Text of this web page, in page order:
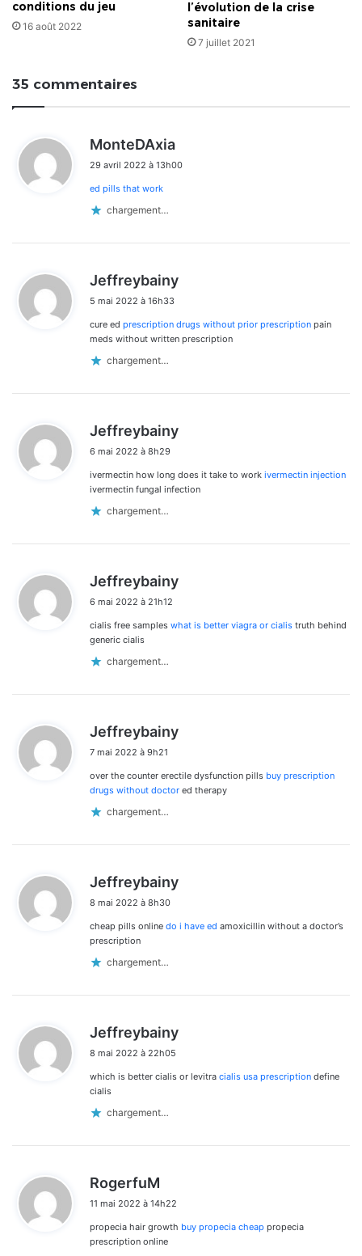
conditions du jeu
16 août 2022
l’évolution de la crise
sanitaire
7 juillet 2021
35 commentaires
MonteDAxia
t
29 avril 2022 à 13h00
ed pills that work
chargement…
Jeffreybainy
:
5 mai 2022 à 16h33
cure ed prescription drugs without prior prescription pain
meds without written prescription
chargement…
Jeffreybainy
:
6 mai 2022 à 8h29
ivermectin how long does it take to work ivermectin injection
ivermectin fungal infection
chargement…
Jeffreybainy
6 mai 2022 à 21h12
cialis free samples what is better viagra or cialis truth behind
generic cialis
chargement…
Jeffreybainy
:
7 mai 2022 à 9h21
over the counter erectile dysfunction pills buy prescription
drugs without doctor ed therapy
chargement…
Jeffreybainy
8 mai 2022 à 8h30
cheap pills online do i have ed amoxicillin without a doctor’s
prescription
chargement…
Jeffreybainy
8 mai 2022 à 22h05
which is better cialis or levitra cialis usa prescription define
cialis
chargement…
RogerfuM
t
:
11 mai 2022 à 14h22
propecia hair growth buy propecia cheap propecia
prescription online